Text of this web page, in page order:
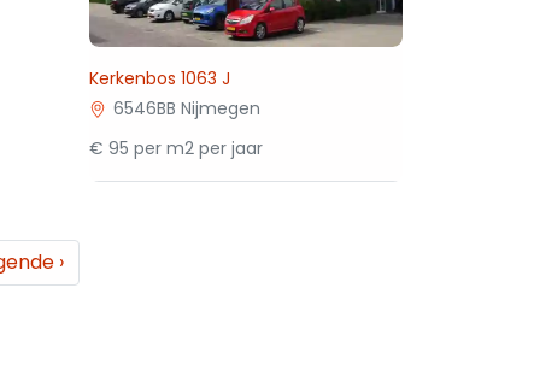
Kerkenbos 1063 J
6546BB Nijmegen
€ 95 per m2 per jaar
›